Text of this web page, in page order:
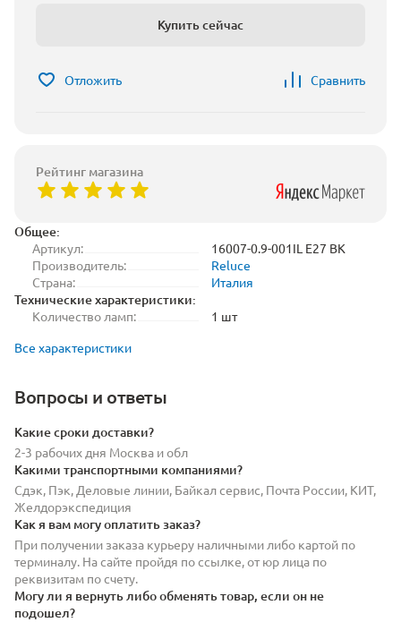
Общее:
Артикул:
16007-0.9-001IL E27 BK
Производитель:
Reluce
Страна:
Италия
Технические характеристики:
Количество ламп:
1 шт
Все характеристики
Вопросы и ответы
Какие сроки доставки?
2-3 рабочих дня Москва и обл
Какими транспортными компаниями?
Сдэк, Пэк, Деловые линии, Байкал сервис, Почта России, КИТ,
Желдорэкспедиция
Как я вам могу оплатить заказ?
При получении заказа курьеру наличными либо картой по
терминалу. На сайте пройдя по ссылке, от юр лица по
реквизитам по счету.
Могу ли я вернуть либо обменять товар, если он не
подошел?
Купить сейчас
Отложить Сравнить
Рейтинг магазина